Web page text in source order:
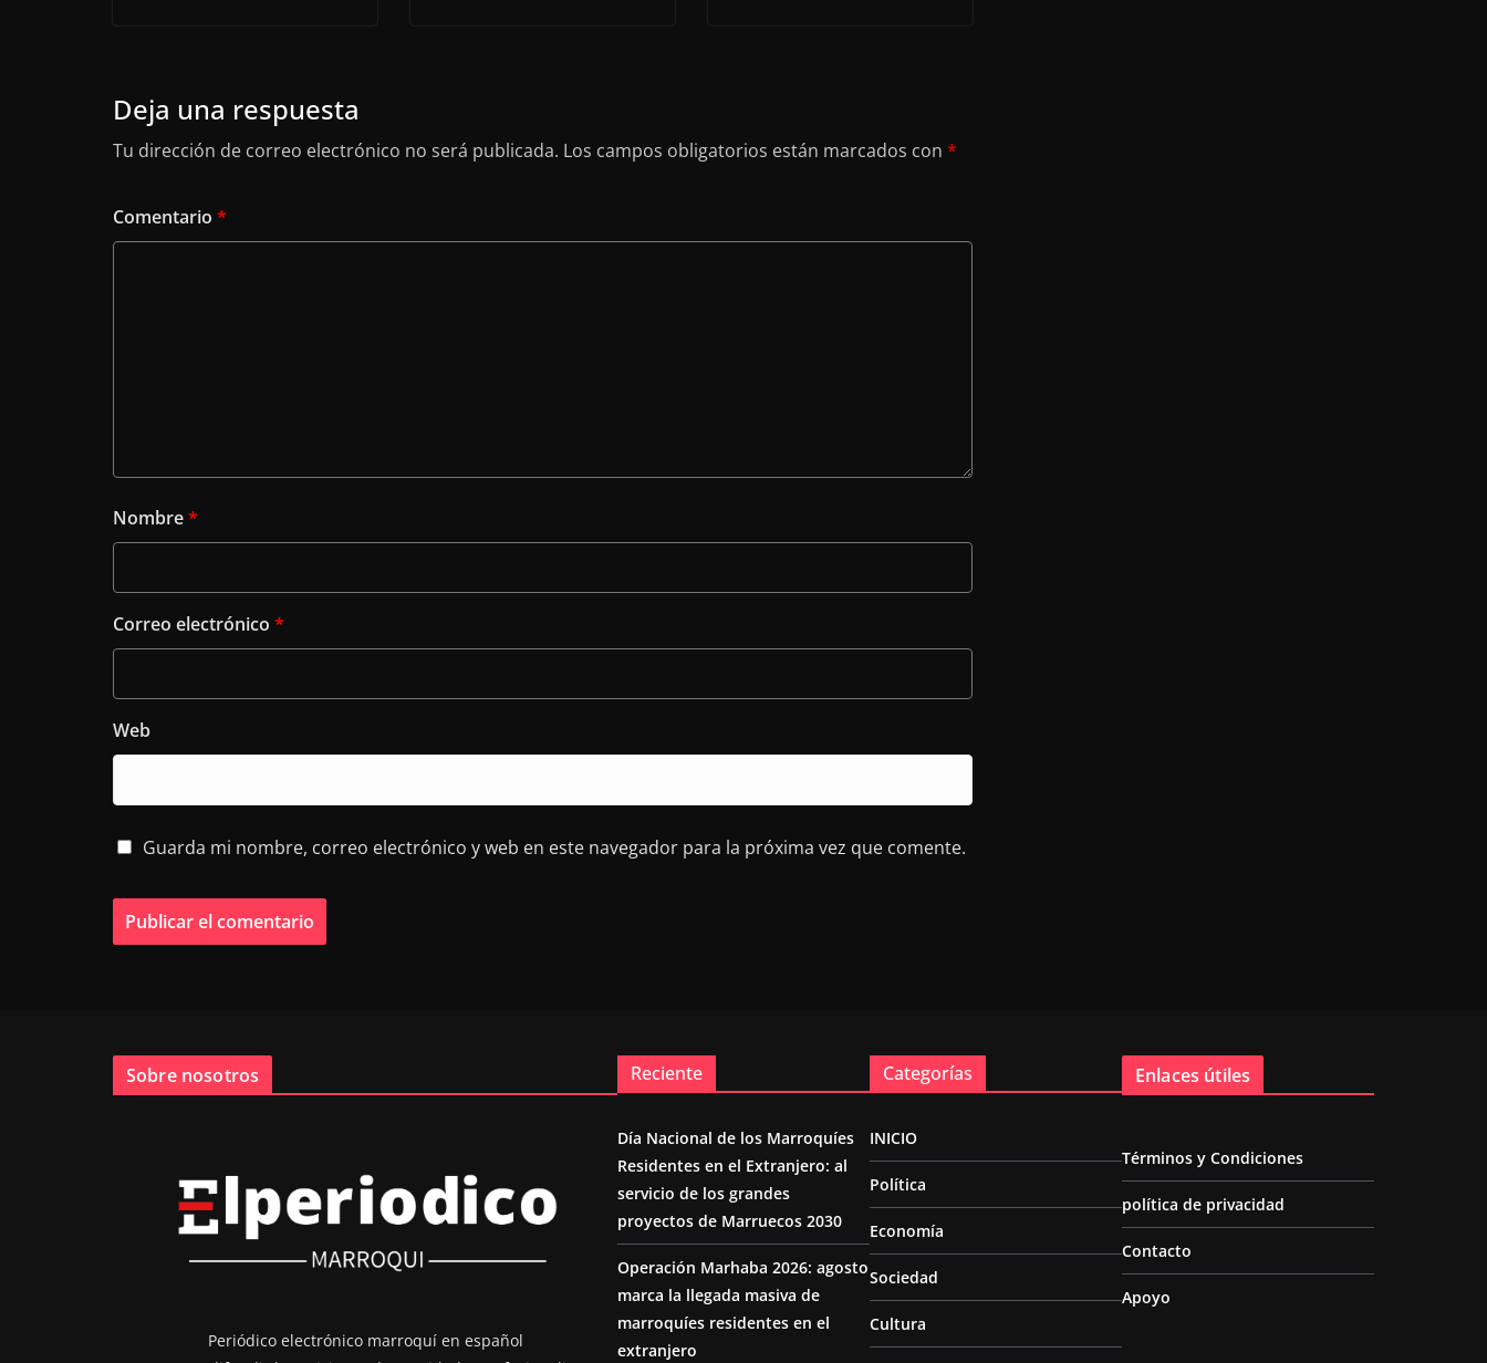
Deja una respuesta
Tu dirección de correo electrónico no será publicada. Los campos obligatorios están marcados con *
Comentario *
Nombre*
Correo electrónico *
Web
Guarda mi nombre, correo electrónico y web en este navegador para la próxima vez que comente.
Sobre nosotros
Periódico electrónico marroquí en español
Reciente
Día Nacional de los Marroquíes
Residentes en el Extranjero: al
servicio de los grandes
proyectos de Marruecos 2030
Operación Marhaba 2026: agosto
marca la llegada masiva de
marroquíes residentes en el
extranjero
Categorías
INICIO
Política
Economía
Sociedad
Cultura
Enlaces útiles
Términos y Condiciones
política de privacidad
Contacto
Apoyo